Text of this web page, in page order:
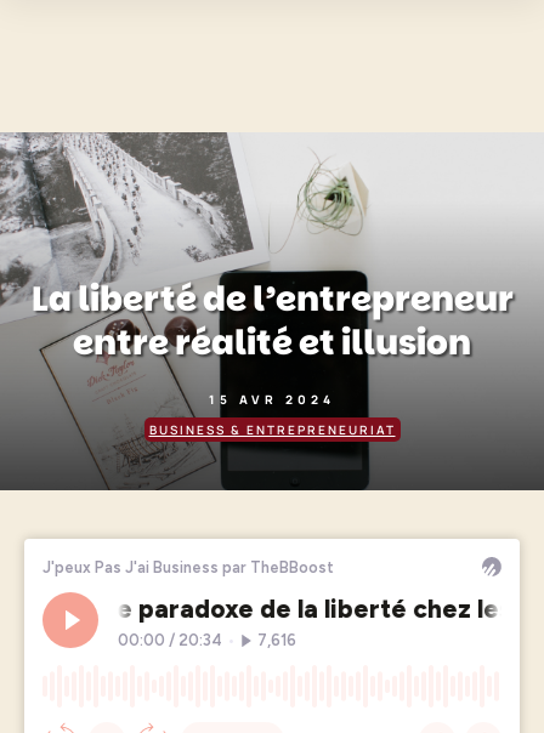
La liberté de l’entrepreneur
entre réalité et illusion
15 AVR 2024
BUSINESS & ENTREPRENEURIAT